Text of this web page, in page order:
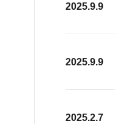
2025.9.9
2025.9.9
2025.2.7